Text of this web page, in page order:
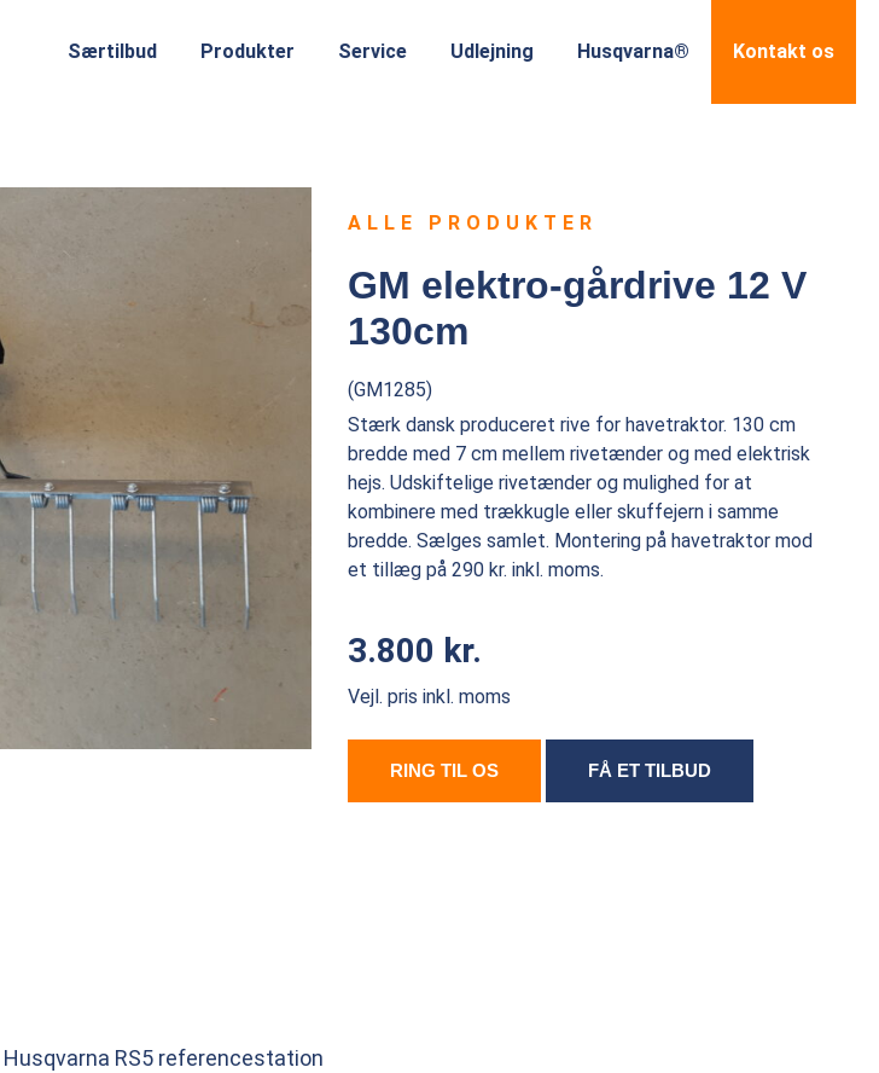
Særtilbud Produkter Service Udlejning Husqvarna® Kontakt os
ALLE PRODUKTER
GM elektro-gårdrive 12 V
130cm
(GM1285)
Stærk dansk produceret rive for havetraktor. 130 cm
bredde med 7 cm mellem rivetænder og med elektrisk
hejs. Udskiftelige rivetænder og mulighed for at
kombinere med trækkugle eller skuffejern i samme
bredde. Sælges samlet. Montering på havetraktor mod
et tillæg på 290 kr. inkl. moms.
3.800 kr.
Vejl. pris inkl. moms
RING TIL OS FÅ ET TILBUD
Husqvarna RS5 referencestation